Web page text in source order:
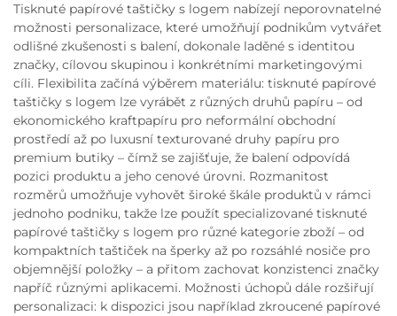
Tisknuté papírové taštičky s logem nabízejí neporovnatelné
možnosti personalizace, které umožňují podnikům vytvářet
odlišné zkušenosti s balení, dokonale laděné s identitou
značky, cílovou skupinou i konkrétními marketingovými
cíli. Flexibilita začíná výběrem materiálu: tisknuté papírové
taštičky s logem lze vyrábět z různých druhů papíru – od
ekonomického kraftpapíru pro neformální obchodní
prostředí až po luxusní texturované druhy papíru pro
premium butiky – čímž se zajišťuje, že balení odpovídá
pozici produktu a jeho cenové úrovni. Rozmanitost
rozměrů umožňuje vyhovět široké škále produktů v rámci
jednoho podniku, takže lze použít specializované tisknuté
papírové taštičky s logem pro různé kategorie zboží – od
kompaktních taštiček na šperky až po rozsáhlé nosiče pro
objemnější položky – a přitom zachovat konzistenci značky
napříč různými aplikacemi. Možnosti úchopů dále rozšiřují
personalizaci: k dispozici jsou například zkroucené papírové